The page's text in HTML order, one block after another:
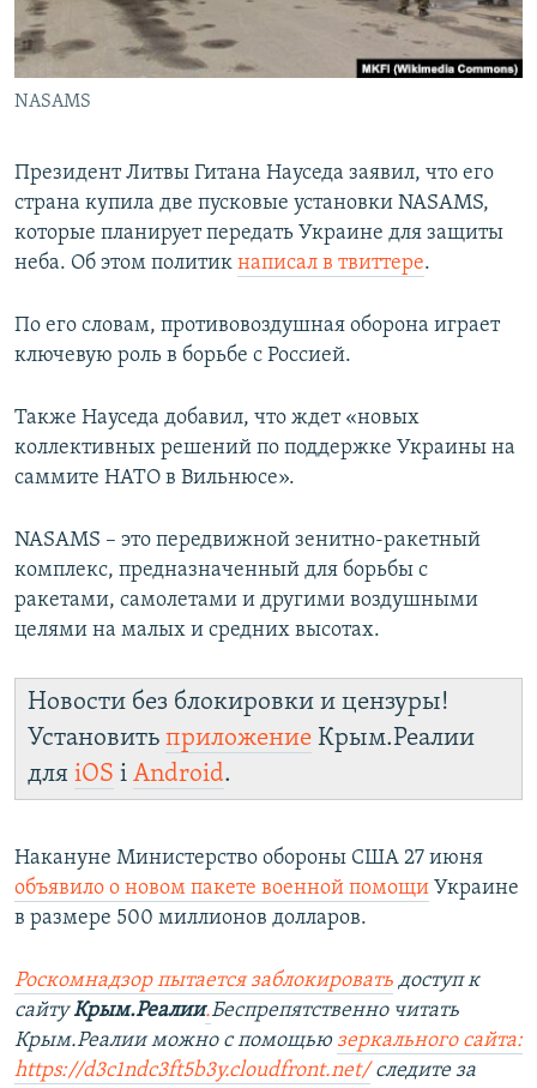
ПОБЕДИТЕЛЕЙ НЕ СУДЯТ?
КРЫМ.НЕПОКОРЕННЫЙ
ELIFBE
ПРИСОЕДИНЯЙТЕСЬ!
Все сайты RFE/RL
NASAMS
Президент Литвы Гитана Науседа заявил, что его
страна купила две пусковые установки NASAMS,
которые планирует передать Украине для защиты
неба. Об этом политик написал в твиттере.
По его словам, противовоздушная оборона играет
ключевую роль в борьбе с Россией.
Также Науседа добавил, что ждет «новых
коллективных решений по поддержке Украины на
саммите НАТО в Вильнюсе».
NASAMS – это передвижной зенитно-ракетный
комплекс, предназначенный для борьбы с
ракетами, самолетами и другими воздушными
целями на малых и средних высотах.
Новости без блокировки и цензуры!
Установить приложение Крым.Реалии
для iOS і Android.
Накануне Министерство обороны США 27 июня
объявило о новом пакете военной помощи Украине
в размере 500 миллионов долларов.
Роскомнадзор пытается заблокировать доступ к
сайтуКрым.Реалии.Беспрепятственно читать
Крым.Реалии можно с помощью зеркального сайта:
https://d3c1ndc3ft5b3y.cloudfront.net/следите за